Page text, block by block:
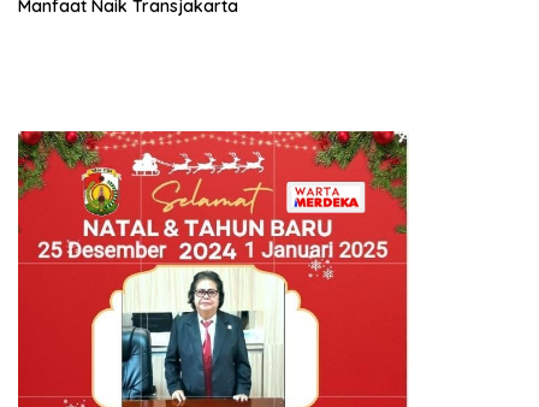
Manfaat Naik Transjakarta